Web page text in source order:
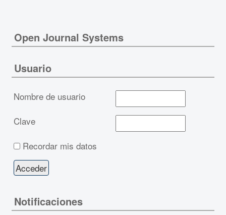
Open Journal Systems
Usuario
Nombre de usuario
Clave
Recordar mis datos
Notificaciones